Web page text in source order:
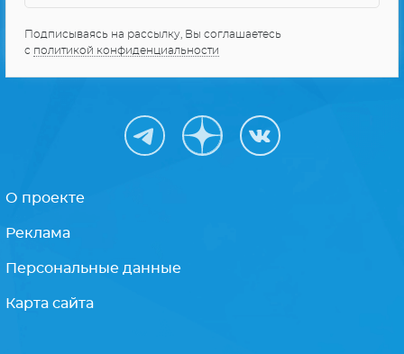
Подписываясь на рассылку, Вы соглашаетесь
с политикой конфиденциальности
О проекте
Реклама
Персональные данные
Карта сайта